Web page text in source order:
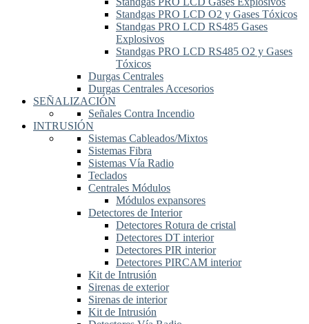
Standgas PRO LCD O2 y Gases Tóxicos
Standgas PRO LCD RS485 Gases
Explosivos
Standgas PRO LCD RS485 O2 y Gases
Tóxicos
Durgas Centrales
Durgas Centrales Accesorios
SEÑALIZACIÓN
Señales Contra Incendio
INTRUSIÓN
Sistemas Cableados/Mixtos
Sistemas Fibra
Sistemas Vía Radio
Teclados
Centrales Módulos
Módulos expansores
Detectores de Interior
Detectores Rotura de cristal
Detectores DT interior
Detectores PIR interior
Detectores PIRCAM interior
Kit de Intrusión
Sirenas de exterior
Sirenas de interior
Kit de Intrusión